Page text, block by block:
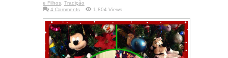
e Filhos, Tradição
4 Comments
1,804 Views